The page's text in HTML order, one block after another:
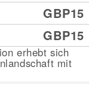
GBP15
GBP15
erhebt sich
mit